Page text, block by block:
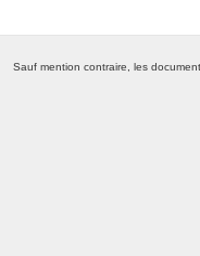
Sauf mention contraire, les